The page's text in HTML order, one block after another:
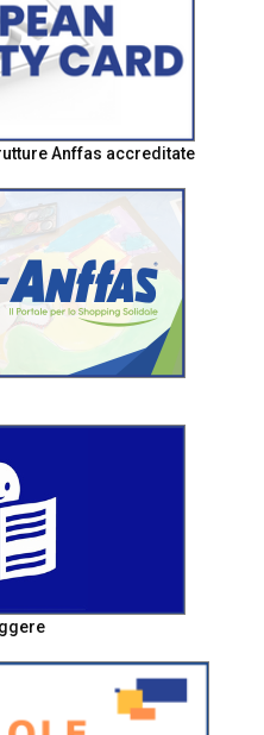
Anffas accreditate